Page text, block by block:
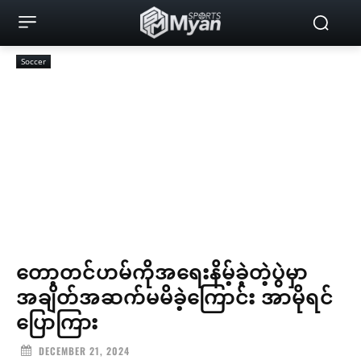
Soccer
တော့တင်ဟမ်ကိုအရေးနိမ့်ခဲ့တဲ့ပွဲမှာ
အချိတ်အဆက်မမိခဲ့ကြောင်း အာမိုရင်
ပြောကြား
DECEMBER 21, 2024